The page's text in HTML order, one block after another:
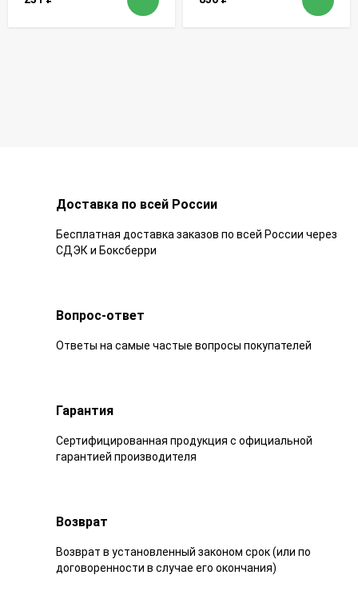
Доставка по всей России
Бесплатная доставка заказов по всей России через
СДЭК и Боксберри
Вопрос-ответ
Ответы на самые частые вопросы покупателей
Гарантия
Сертифицированная продукция с официальной
гарантией производителя
Возврат
Возврат в установленный законом срок (или по
договоренности в случае его окончания)